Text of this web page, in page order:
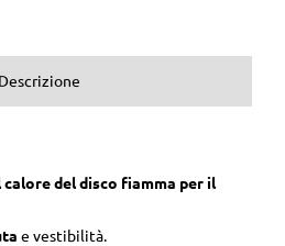
Descrizione
del disco fiamma per il
e vestibilità.